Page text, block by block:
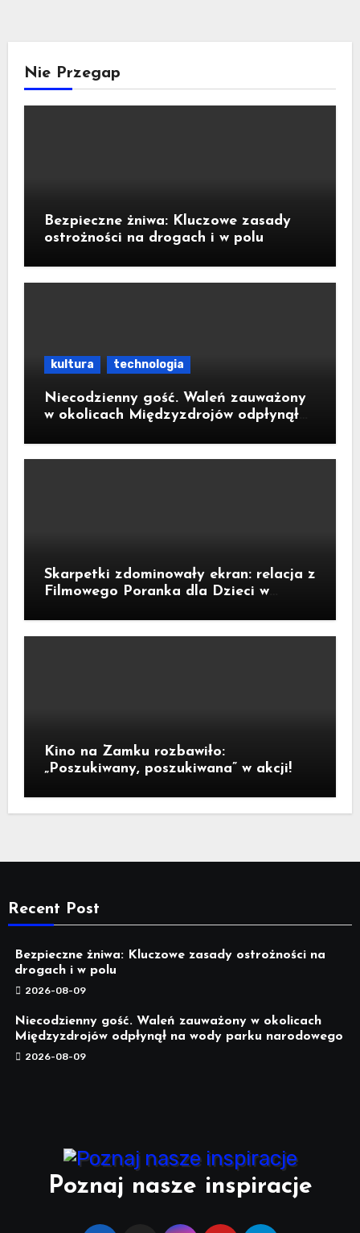
Nie Przegap
Bezpieczne żniwa: Kluczowe zasady
ostrożności na drogach i w polu
kultura technologia
Niecodzienny gość. Waleń zauważony
w okolicach Międzyzdrojów odpłynął
Skarpetki zdominowały ekran: relacja z
Filmowego Poranka dla Dzieci w
Kino na Zamku rozbawiło:
„Poszukiwany, poszukiwana” w akcji!
Recent Post
Bezpieczne żniwa: Kluczowe zasady ostrożności na
drogach i w polu
2026-08-09
Niecodzienny gość. Waleń zauważony w okolicach
Międzyzdrojów odpłynął na wody parku narodowego
2026-08-09
Poznaj nasze inspiracje